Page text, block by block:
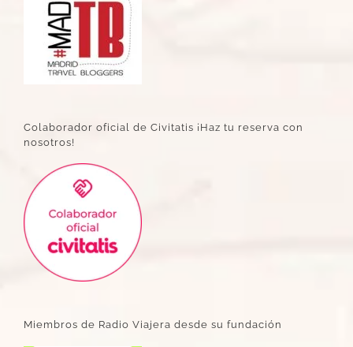
Colaborador oficial de Civitatis ¡Haz tu reserva con
nosotros!
Miembros de Radio Viajera desde su fundación